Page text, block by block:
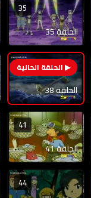
35
الحلقة 35
38
الحلقة 38
41
الحلقة 41
44